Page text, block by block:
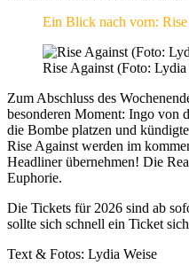
Ein Blick nach vorn:
Rise Against (Foto:
Zum Abschluss des
besonderen Moment: Ingo von
die Bombe platzen und
Rise Against werden im
Headliner übernehmen! Die
Euphorie.
Die Tickets für 2026 sind ab
sollte sich schnell ein Ticket
Text & Fotos: Lydia Weise